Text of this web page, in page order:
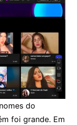
do
foi grande. Em